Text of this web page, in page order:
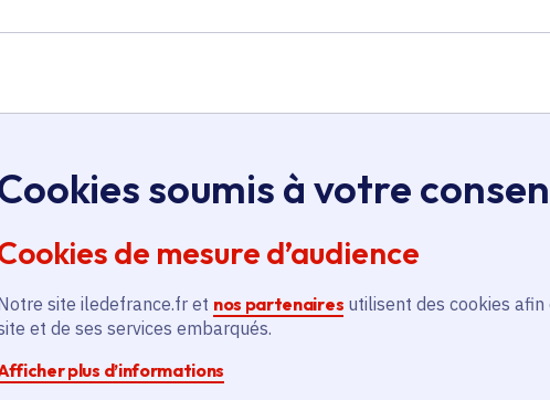
soumis à votre
de mesure d’audience
site iledefrance.fr et nos partenaires utilisent des cookies afin
et de ses services embarqués.
plus d’informations
en Île-de-France
pour la
Gestion innovante du
stationnement à Versailles